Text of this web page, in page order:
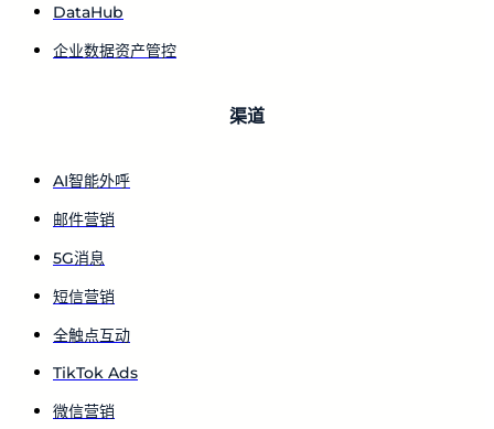
DataHub
企业数据资产管控
渠道
AI智能外呼
邮件营销
5G消息
短信营销
全触点互动
TikTok Ads
微信营销